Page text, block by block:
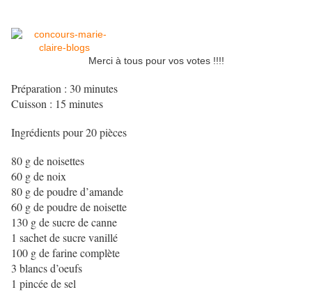
Merci à tous pour vos votes !!!!
Préparation : 30 minutes
Cuisson : 15 minutes
Ingrédients pour 20 pièces
80 g de noisettes
60 g de noix
80 g de poudre d’amande
60 g de poudre de noisette
130 g de sucre de canne
1 sachet de sucre vanillé
100 g de farine complète
3 blancs d’oeufs
1 pincée de sel